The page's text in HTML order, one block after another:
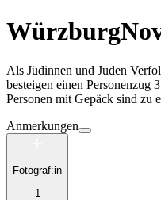
Würzburg
Als Jüdinnen und Juden
besteigen einen Personenzug
Personen mit Gepäck sind zu
Anmerkungen
Fotograf:in
1